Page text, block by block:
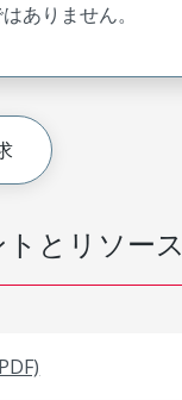
トとリソース
ありません。